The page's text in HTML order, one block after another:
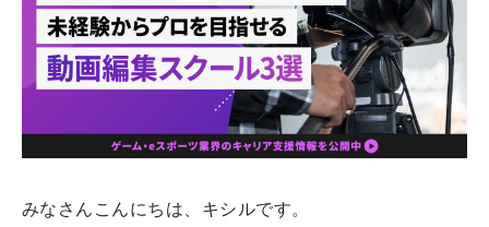
みなさんこんにちは、キシルです。